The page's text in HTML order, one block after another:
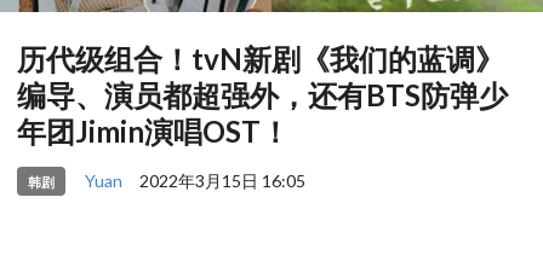
历代级组合！tvN新剧《我们的蓝调》
编导、演员都超强外，还有BTS防弹少
年团Jimin演唱OST！
韩剧 Yuan 2022年3月15日 16:05